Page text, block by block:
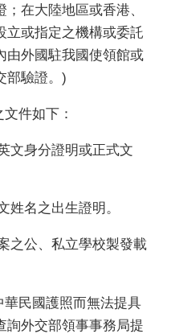
在大陸地區或香港、
立或指定之機構或委託
由外國駐我國使領館或
部驗證。)
件如下：
文身分證明或正式文
姓名之出生證明。
之公、私立學校製發載
民國護照而無法提具
詢外交部領事事務局提